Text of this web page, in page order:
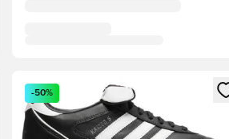
dig som medlem
Åbner en Modal til at logge ind eller
-50%